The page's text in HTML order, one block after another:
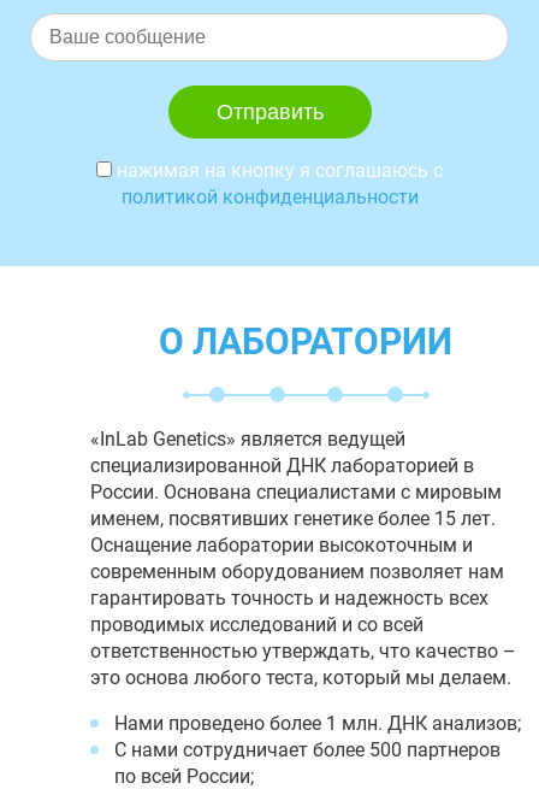
нажимая на кнопку я соглашаюсь с
политикой конфиденциальности
О ЛАБОРАТОРИИ
«InLab Genetics» является ведущей
специализированной ДНК лабораторией в
России. Основана специалистами с мировым
именем, посвятивших генетике более 15 лет.
Оснащение лаборатории высокоточным и
современным оборудованием позволяет нам
гарантировать точность и надежность всех
проводимых исследований и со всей
ответственностью утверждать, что качество –
это основа любого теста, который мы делаем.
Нами проведено более 1 млн. ДНК анализов;
С нами сотрудничает более 500 партнеров
по всей России;